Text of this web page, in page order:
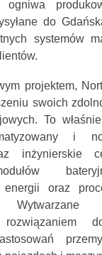
ogniwa
do
systemów
projektem,
swoich
To
i
inżynierskie
energii oraz
rozwiązaniem